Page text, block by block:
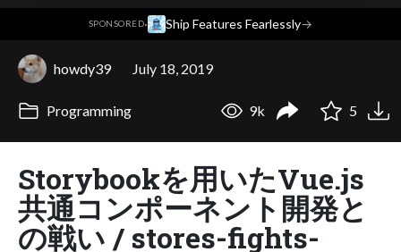
SPONSORED· Ship Features Fearlessly→
howdy39 July 18, 2019
Programming 9k 5
Storybookを用いたVue.js
共通コンポーネント開発と
の戦い / stores-fights-